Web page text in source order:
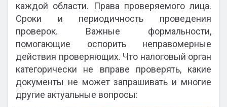
каждой области. Права проверяемого лица.
Сроки и периодичность проведения
проверок. Важные формальности,
помогающие оспорить неправомерные
действия проверяющих. Что налоговый орган
категорически не вправе проверять, какие
документы не может запрашивать и многие
другие актуальные вопросы: